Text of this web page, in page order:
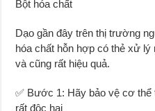
Bột hóa chất
Dạo gần đây trên thị trường
hóa chất hỗn hợp có thẻ xử lý
và cũng rất hiệu quả.
✅ Bước 1: Hãy bảo vệ cơ
rất độc hại